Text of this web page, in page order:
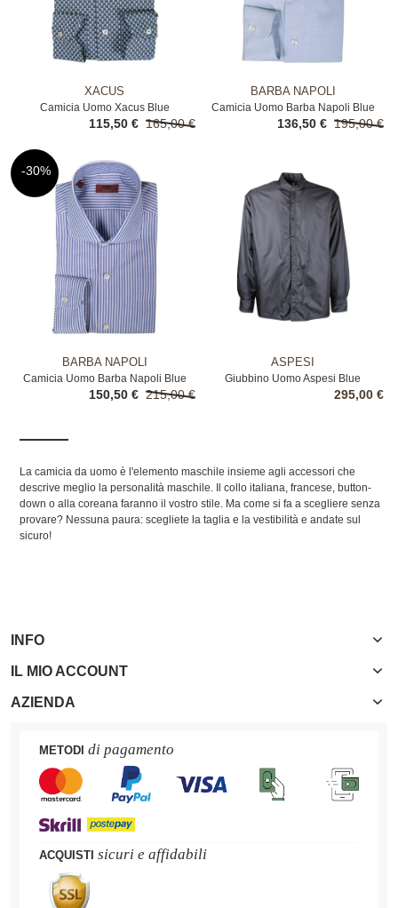
XACUS
Camicia Uomo Xacus Blue
165,00 €
115,50 €
BARBA NAPOLI
Camicia Uomo Barba Napoli Blue
195,00 €
136,50 €
-30%
BARBA NAPOLI
Camicia Uomo Barba Napoli Blue
215,00 €
150,50 €
ASPESI
Giubbino Uomo Aspesi Blue
295,00 €
La camicia da uomo è l'elemento maschile insieme agli accessori che
descrive meglio la personalità maschile. Il collo italiana, francese, button-
down o alla coreana faranno il vostro stile. Ma come si fa a scegliere senza
provare? Nessuna paura: scegliete la taglia e la vestibilità e andate sul
sicuro!
INFO
IL MIO ACCOUNT
AZIENDA
METODI di pagamento
ACQUISTI sicuri e affidabili